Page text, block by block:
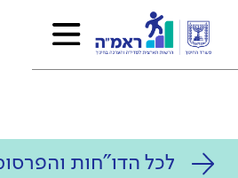
לכל הדו"חות